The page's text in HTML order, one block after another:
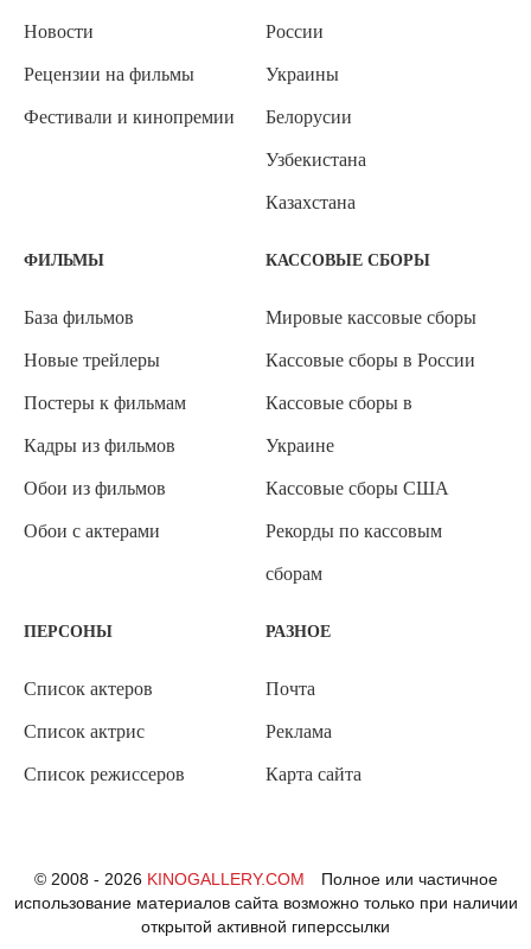
Новости
Рецензии на фильмы
Фестивали и кинопремии
России
Украины
Белорусии
Узбекистана
Казахстана
ФИЛЬМЫ
База фильмов
Новые трейлеры
Постеры к фильмам
Кадры из фильмов
Обои из фильмов
Обои с актерами
КАССОВЫЕ СБОРЫ
Мировые кассовые сборы
Кассовые сборы в России
Кассовые сборы в
Украине
Кассовые сборы США
Рекорды по кассовым
сборам
ПЕРСОНЫ
Список актеров
Список актрис
Список режиссеров
РАЗНОЕ
Почта
Реклама
Карта сайта
© 2008 - 2026 KINOGALLERY.COM
Полное или частичное
использование материалов сайта возможно только при наличии
открытой активной гиперссылки